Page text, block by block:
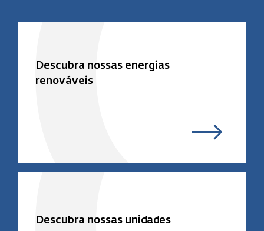
Descubra nossas energias
renováveis
Descubra nossas unidades